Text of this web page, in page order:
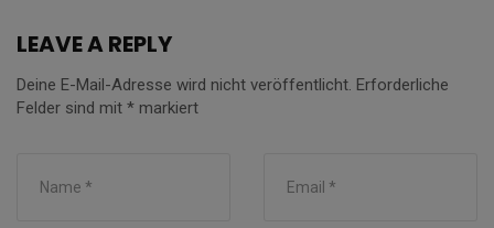
LEAVE A REPLY
Deine E-Mail-Adresse wird nicht veröffentlicht. Erforderliche
Felder sind mit * markiert